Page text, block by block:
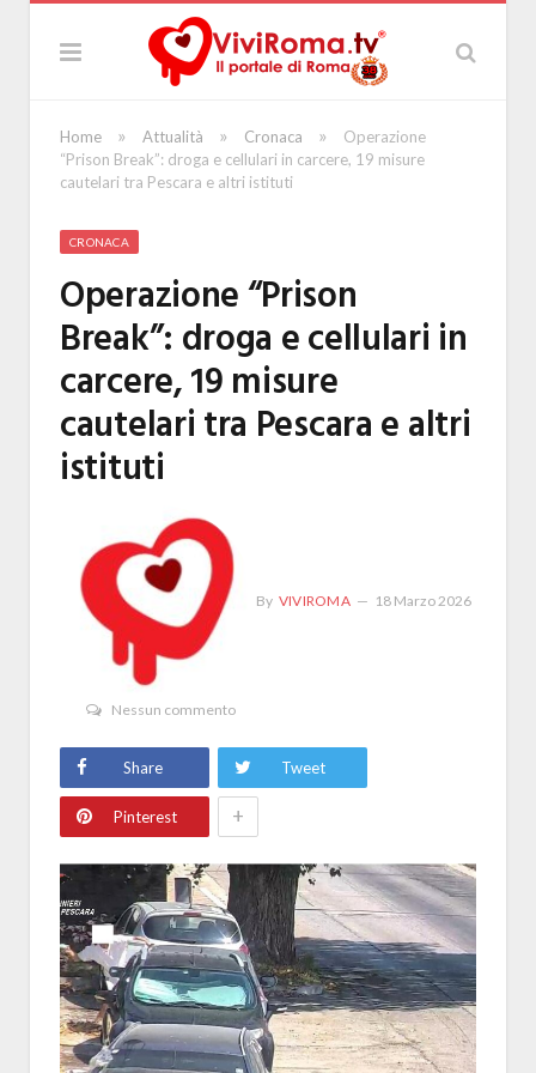
Home » Attualità » Cronaca »
Operazione
“Prison Break”: droga e cellulari in carcere, 19 misure
cautelari tra Pescara e altri istituti
CRONACA
Operazione “Prison
Break”: droga e cellulari in
carcere, 19 misure
cautelari tra Pescara e altri
istituti
By VIVIROMA 18 Marzo 2026
Nessun commento
Share Tweet
Pinterest +